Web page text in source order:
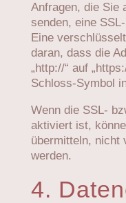
Anfragen, die Sie
senden, eine
Eine
daran, dass die
„http://“ auf
Schloss-Symbol
Wenn die SSL-
aktiviert ist,
übermitteln, nicht
werden.
4.